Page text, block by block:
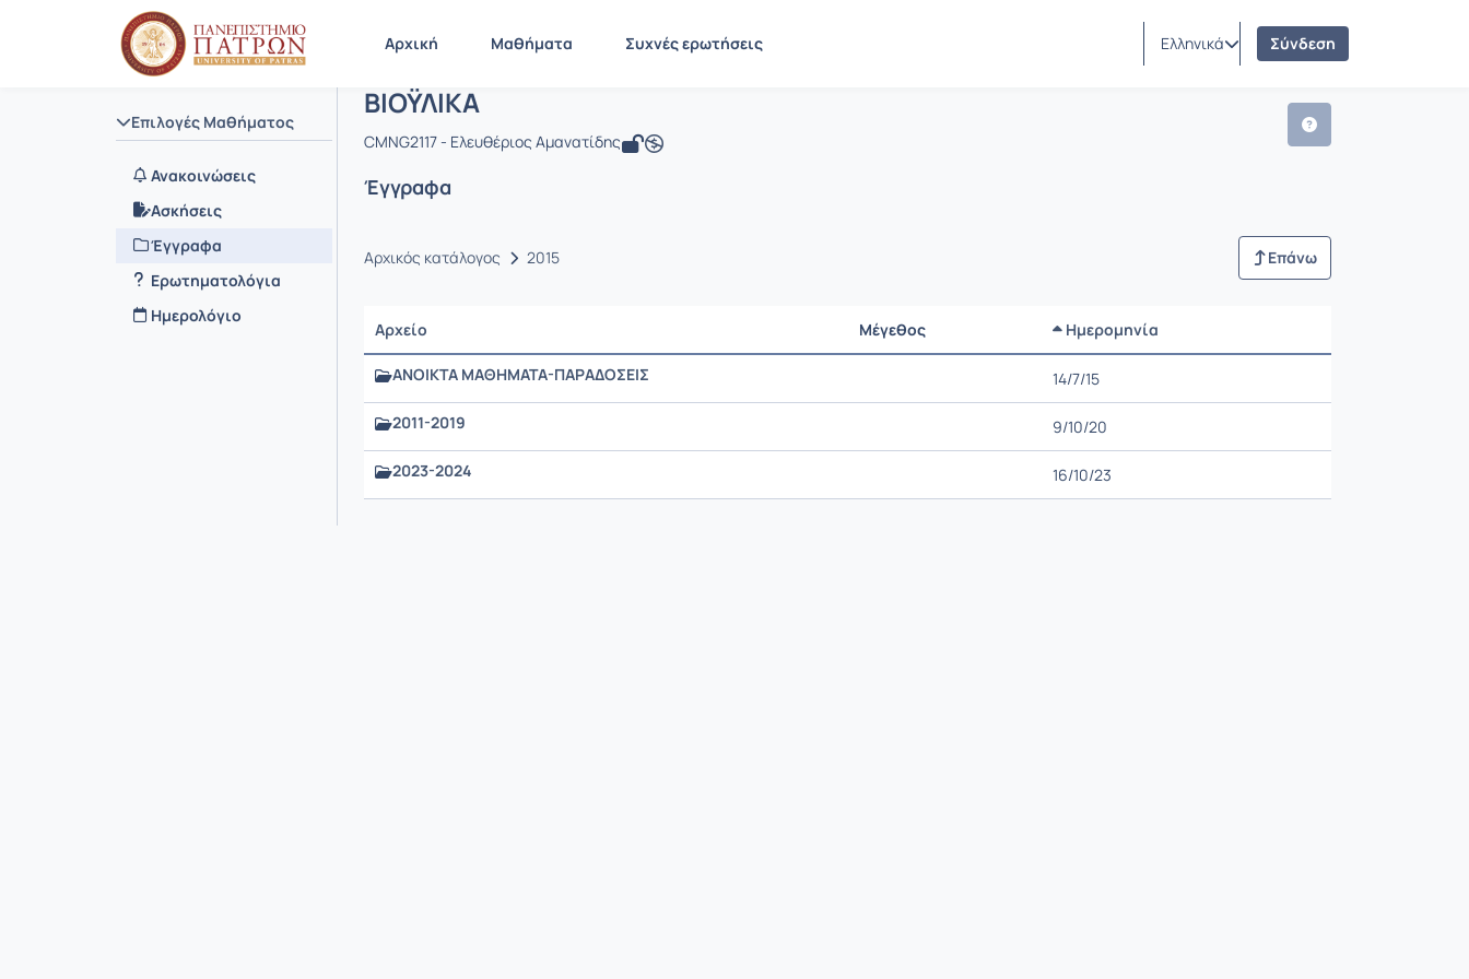
Αρχική Μαθήματα Συχνές ερωτήσεις Ελληνικά Σύνδεση
Επιλογές Μαθήματος
Ανακοινώσεις
Ασκήσεις
Έγγραφα
Ερωτηματολόγια
Ημερολόγιο
Αρχική Σελίδα ΒΙΟΫΛΙΚΑ Έγγραφα
Μάθημα : ΒΙΟΫΛΙΚΑ
Κωδικός : CMNG2117
ΒΙΟΫΛΙΚΑ
CMNG2117 - Ελευθέριος Αμανατίδης
Έγγραφα
Αρχικός κατάλογος 2015 Επάνω
Αρχείο Μέγεθος Ημερομηνία
ΑΝΟΙΚΤΑ ΜΑΘΗΜΑΤΑ-ΠΑΡΑΔΟΣΕΙΣ
14/7/15
2011-2019 9/10/20
2023-2024 16/10/23